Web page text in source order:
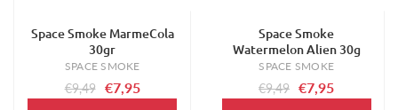
-16%
Space Smoke MarmeCola
30gr
SPACE SMOKE
€9,49 €7,95
Space Smoke
Watermelon Alien 30g
SPACE SMOKE
€9,49 €7,95